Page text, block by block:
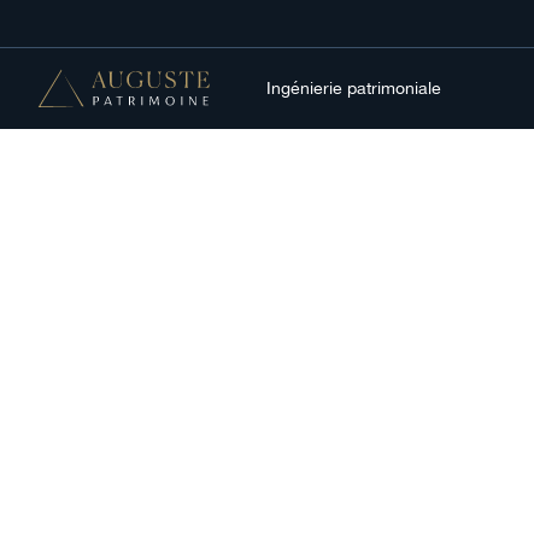
Ingénierie patrimoniale